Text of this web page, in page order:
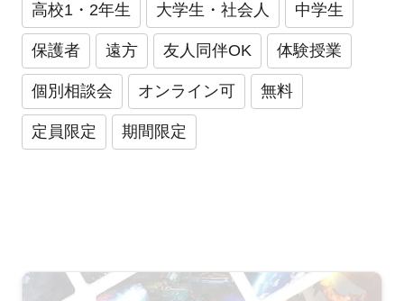
高校1・2年生 大学生・社会人 中学生
保護者 遠方 友人同伴OK 体験授業
個別相談会 オンライン可 無料
定員限定 期間限定